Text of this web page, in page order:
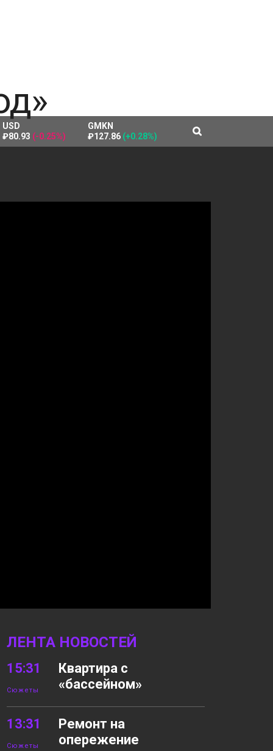
USD
₽80.93 (-0.25%)
GMKN
₽127.86 (+0.28%)
ЛЕНТА НОВОСТЕЙ
15:31
Сюжеты
Квартира с
«бассейном»
13:31
Сюжеты
Ремонт на
опережение